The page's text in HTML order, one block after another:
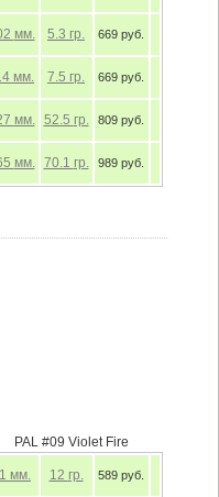
мм. 5.3 гр. 669 руб.
мм. 7.5 гр. 669 руб.
мм. 52.5 гр. 809 руб.
мм. 70.1 гр. 989 руб.
PAL #09 Violet Fire
мм. 12 гр. 589 руб.